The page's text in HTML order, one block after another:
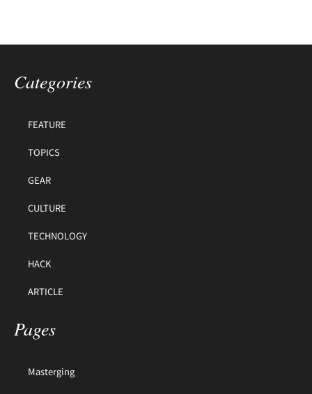
Categories
FEATURE
TOPICS
GEAR
CULTURE
TECHNOLOGY
HACK
ARTICLE
Pages
Masterging